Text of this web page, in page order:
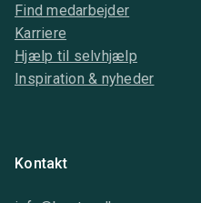
Find medarbejder
Karriere
Hjælp til selvhjælp
Inspiration & nyheder
Kontakt